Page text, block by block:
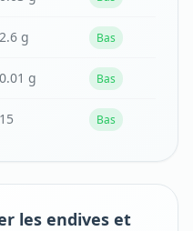
2.6 g Bas
0.01 g Bas
15 Bas
les endives et